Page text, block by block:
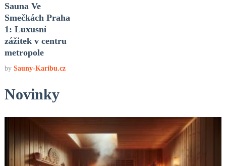
Sauna Ve
Smečkách Praha
1: Luxusní
zážitek v centru
metropole
by Sauny-Karibu.cz
Novinky